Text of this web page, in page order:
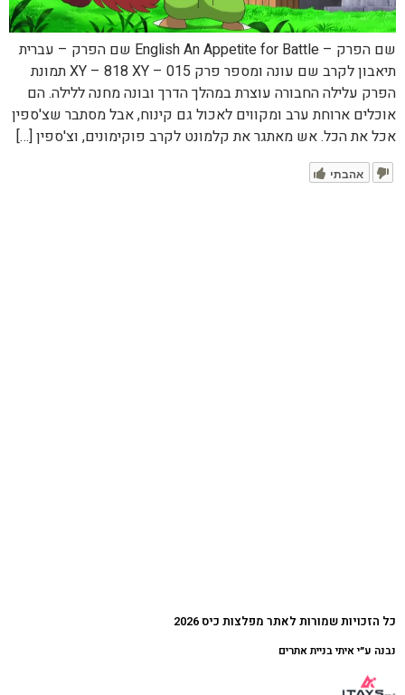
שם הפרק – English An Appetite for Battle שם הפרק – עברית
תיאבון לקרב שם עונה ומספר פרק XY – 818 XY – 015 תמונת
הפרק עלילה החבורה עוצרת במהלך הדרך ובונה מחנה ללילה. הם
אוכלים ארוחת ערב ומקווים לאכול גם קינוח, אבל מסתבר שצ'ספין
אכל את הכל. אש מאתגר את קלמונט לקרב פוקימונים, וצ'ספין […]
אהבתי
כל הזכויות שמורות לאתר מפלצות כיס 2026
נבנה ע״י איתי בניית אתרים